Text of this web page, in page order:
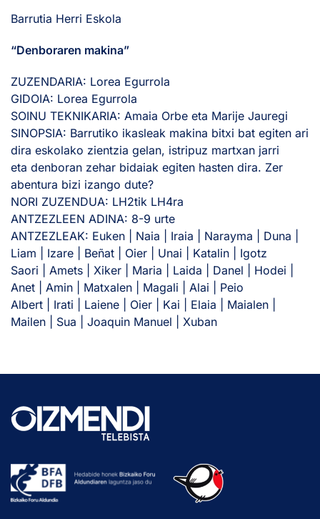
Barrutia Herri Eskola
“Denboraren makina”
ZUZENDARIA: Lorea Egurrola
GIDOIA: Lorea Egurrola
SOINU TEKNIKARIA: Amaia Orbe eta Marije Jauregi
SINOPSIA: Barrutiko ikasleak makina bitxi bat egiten ari
dira eskolako zientzia gelan, istripuz martxan jarri
eta denboran zehar bidaiak egiten hasten dira. Zer
abentura bizi izango dute?
NORI ZUZENDUA: LH2tik LH4ra
ANTZEZLEEN ADINA: 8-9 urte
ANTZEZLEAK: Euken | Naia | Iraia | Narayma | Duna |
Liam | Izare | Beñat | Oier | Unai | Katalin | Igotz
Saori | Amets | Xiker | Maria | Laida | Danel | Hodei |
Anet | Amin | Matxalen | Magali | Alai | Peio
Albert | Irati | Laiene | Oier | Kai | Elaia | Maialen |
Mailen | Sua | Joaquin Manuel | Xuban